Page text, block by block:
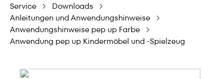
Service
Downloads
Anleitungen und Anwendungshinweise
Anwendungshinweise pep up Farbe
Anwendung pep up Kindermöbel und -Spielzeug